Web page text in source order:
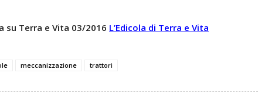
Terra e Vita 03/2016 L’Edicola di Terra e Vita
meccanizzazione trattori